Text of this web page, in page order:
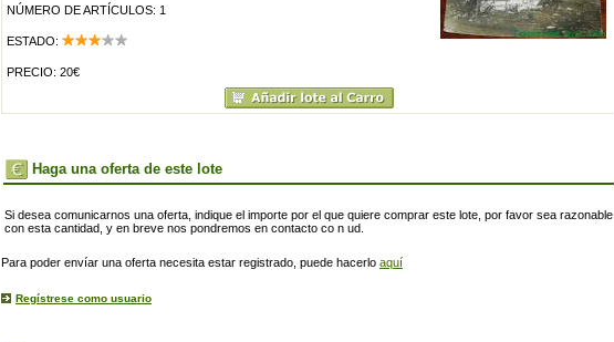
NÚMERO DE ARTÍCULOS: 1
ESTADO:
PRECIO: 20€
Haga una oferta de este lote
Si desea comunicarnos una oferta, indique el importe por el que quiere comprar este lote, por favor sea razonable
con esta cantidad, y en breve nos pondremos en contacto co n ud.
Para poder envíar una oferta necesita estar registrado, puede hacerlo aquí
Regístrese como usuario